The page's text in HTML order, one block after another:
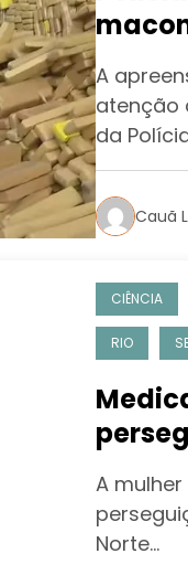
maconha
A
atenção
da
Cauã
CIÊNCIA
RIO
tinha
A
Norte…